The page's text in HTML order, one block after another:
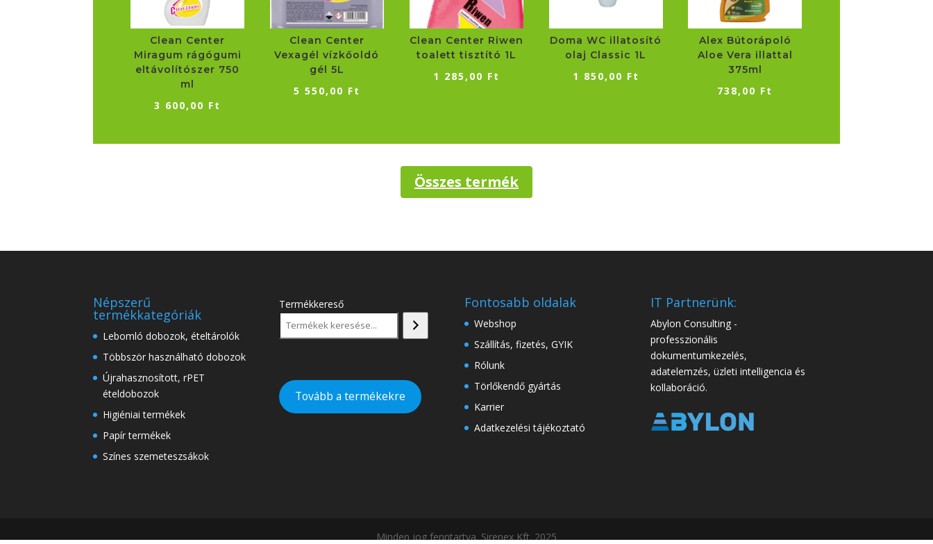
Clean Center
Miragum rágógumi
eltávolítószer 750
ml
3 600,00 Ft
Clean Center
Vexagél vízkőoldó
gél 5L
5 550,00 Ft
Clean Center Riwen
toalett tisztító 1L
1 285,00 Ft
Doma WC illatosító
olaj Classic 1L
1 850,00 Ft
Alex Bútorápoló
Aloe Vera illattal
375ml
738,00 Ft
Összes termék
Népszerű
termékkategóriák
Lebomló dobozok, ételtárolók
Többször használható dobozok
Újrahasznosított, rPET
ételdobozok
Higiéniai termékek
Papír termékek
Színes szemeteszsákok
Termékkereső
Tovább a termékekre
Fontosabb oldalak
Webshop
Szállítás, fizetés, GYIK
Rólunk
Törlőkendő gyártás
Karrier
Adatkezelési tájékoztató
IT Partnerünk:
Abylon Consulting -
professzionális
dokumentumkezelés,
adatelemzés, üzleti intelligencia és
kollaboráció.
Minden jog fenntartva. Sirenex Kft. 2025